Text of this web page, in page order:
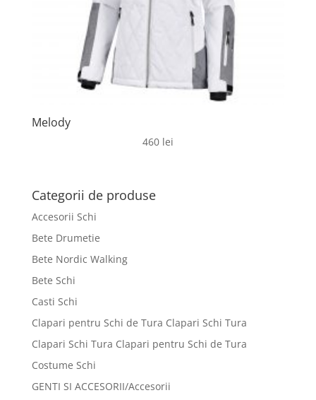
Melody
460 lei
Categorii de produse
Accesorii Schi
Bete Drumetie
Bete Nordic Walking
Bete Schi
Casti Schi
Clapari pentru Schi de Tura Clapari Schi Tura
Clapari Schi Tura Clapari pentru Schi de Tura
Costume Schi
GENTI SI ACCESORII/Accesorii